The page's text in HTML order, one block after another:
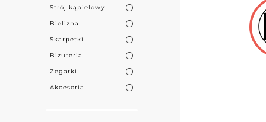
Strój kąpielowy
Bielizna
Skarpetki
Biżuteria
Zegarki
Akcesoria
Dzięki
szybkości